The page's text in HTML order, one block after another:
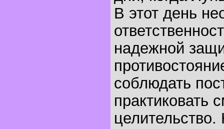
В этот день
надежной
соблюдать
практиковать
целительство.